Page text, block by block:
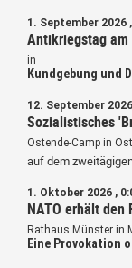
1. September 2026
Antikriegstag
in
Kundgebung und
12. September
Sozialistisches
Ostende-Camp in
auf dem
1. Oktober 2026 ,
NATO erhält den
Rathaus Münster in
Eine Provokation